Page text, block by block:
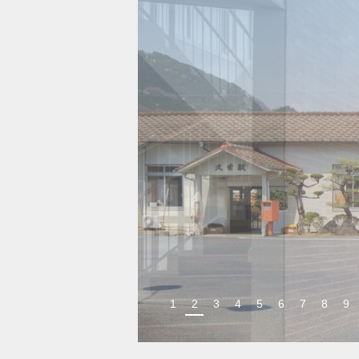
1 2 3 4 5 6 7 8 9